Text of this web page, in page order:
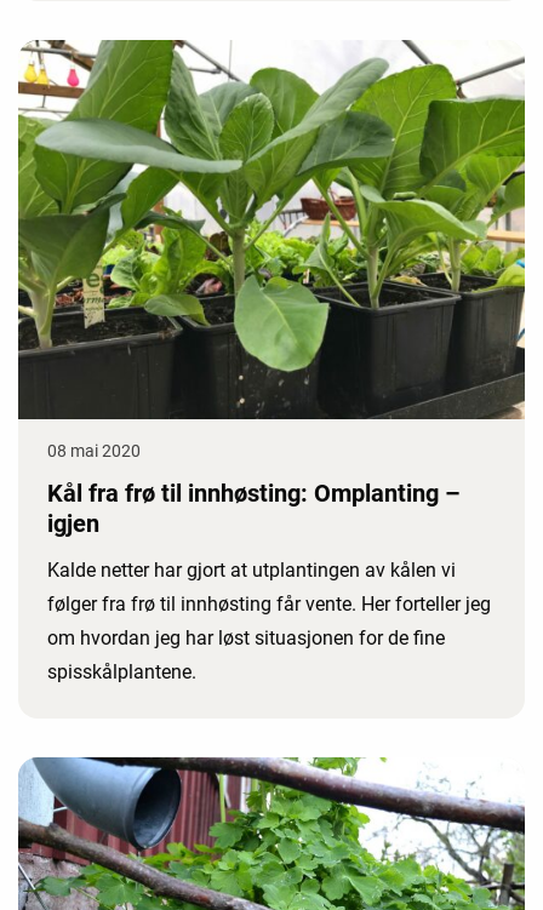
08 mai 2020
Kål fra frø til innhøsting: Omplanting –
igjen
Kalde netter har gjort at utplantingen av kålen vi
følger fra frø til innhøsting får vente. Her forteller jeg
om hvordan jeg har løst situasjonen for de fine
spisskålplantene.